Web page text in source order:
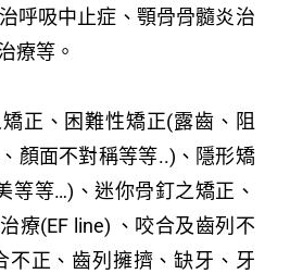
呼吸中止症、顎骨骨髓炎治
療等。
正、困難性矯正(露齒、阻
顏面不對稱等等..)、隱形矯
等等…)、迷你骨釘之矯正、
療(EF line) 、咬合及齒列不
不正、齒列擁擠、缺牙、牙